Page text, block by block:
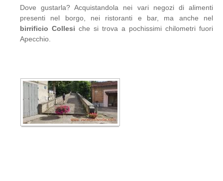
Dove gustarla? Acquistandola nei vari negozi di alimenti
presenti nel borgo, nei ristoranti e bar, ma anche nel
birrificio Collesi che si trova a pochissimi chilometri fuori
Apecchio.